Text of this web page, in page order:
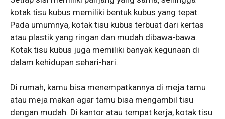
kotak tisu kubus memiliki bentuk kubus yang tepat.
Pada umumnya, kotak tisu kubus terbuat dari kertas
atau plastik yang ringan dan mudah dibawa-bawa.
Kotak tisu kubus juga memiliki banyak kegunaan di
dalam kehidupan sehari-hari.
Di rumah, kamu bisa menempatkannya di meja tamu
atau meja makan agar tamu bisa mengambil tisu
dengan mudah. Di kantor atau tempat kerja, kotak tisu